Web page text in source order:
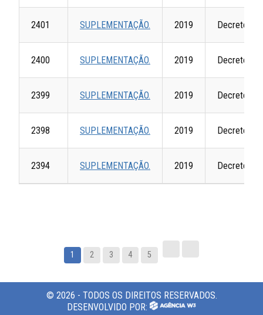
2401 SUPLEMENTAÇÃO. 2019 Decretos
2400 SUPLEMENTAÇÃO. 2019 Decretos
2399 SUPLEMENTAÇÃO. 2019 Decretos
2398 SUPLEMENTAÇÃO. 2019 Decretos
2394 SUPLEMENTAÇÃO. 2019 Decretos
1 2 3 4 5
© 2026 - TODOS OS DIREITOS RESERVADOS.
DESENVOLVIDO POR: